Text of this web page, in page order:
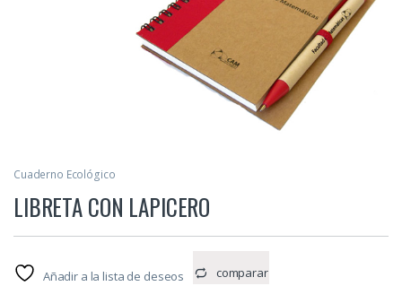
Cuaderno Ecológico
LIBRETA CON LAPICERO
Añadir a la lista de deseos comparar